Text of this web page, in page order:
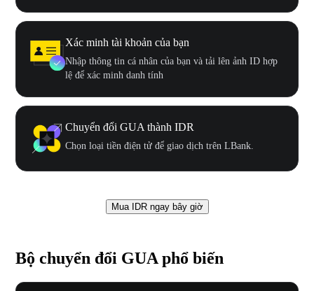
Xác minh tài khoản của bạn
Nhập thông tin cá nhân của bạn và tải lên ảnh ID hợp
lệ để xác minh danh tính
Chuyển đổi GUA thành IDR
Chọn loại tiền điện tử để giao dịch trên LBank.
Mua IDR ngay bây giờ
Bộ chuyển đổi GUA phổ biến